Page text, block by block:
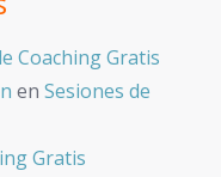
Coaching Gratis
en Sesiones de
Gratis